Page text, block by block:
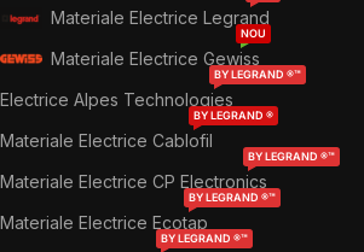
Materiale Electrice Legrand
Materiale Electrice Gewiss
NOU
Electrice Alpes Technologies
BY LEGRAND ®™
Materiale Electrice Cablofil
BY LEGRAND ®
Materiale Electrice CP Electronics
BY LEGRAND ®™
Materiale Electrice Ecotap
BY LEGRAND ®™
BY LEGRAND ®™